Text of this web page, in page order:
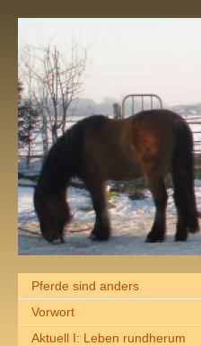
Pferde sind anders
Vorwort
Aktuell I: Leben rundherum